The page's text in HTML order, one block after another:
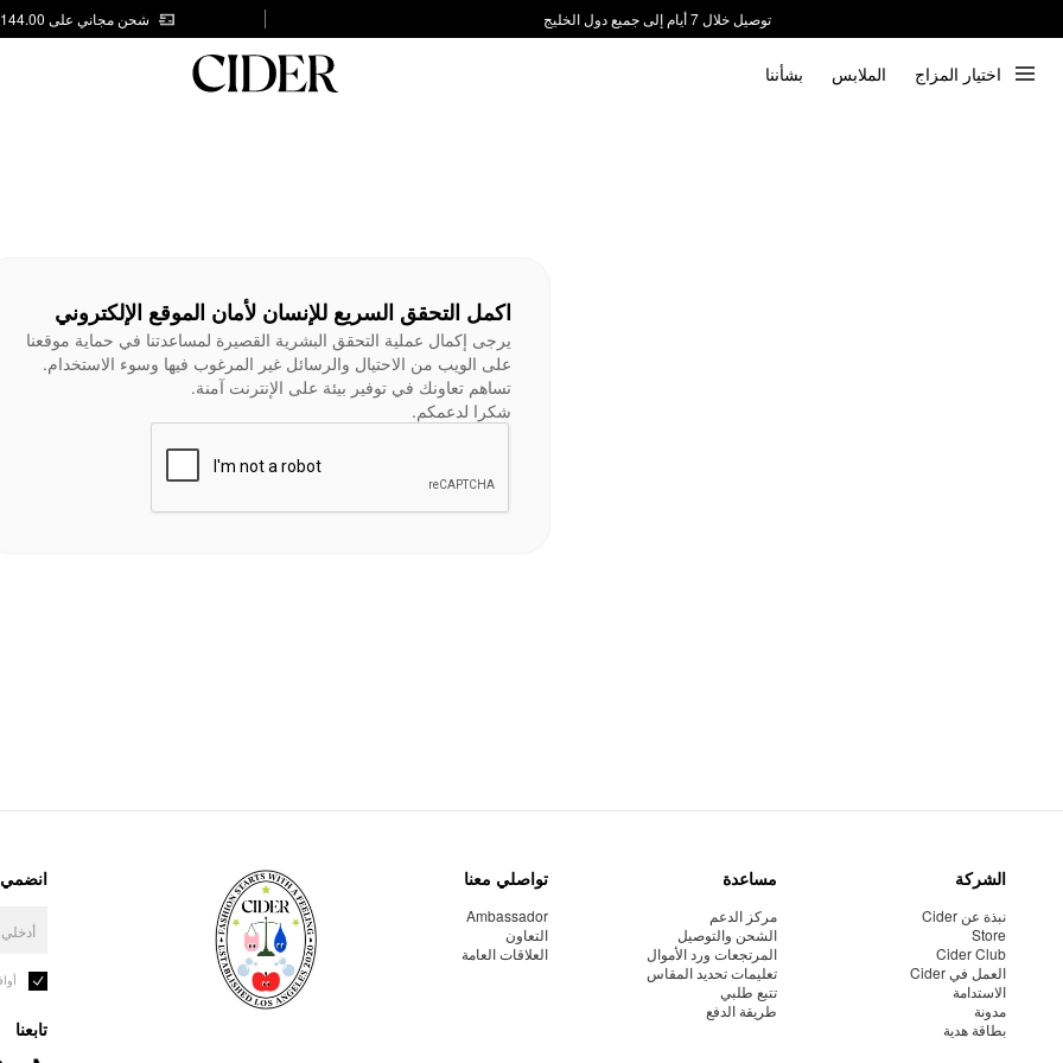
توصيل خلال 7 أيام إلى جميع دول الخليج
شحن مجاني على AED 144.00
اختيار المزاج الملابس بشأننا
اكمل التحقق السريع للإنسان لأمان الموقع الإلكتروني
يرجى إكمال عملية التحقق البشرية القصيرة لمساعدتنا في حماية موقعنا
على الويب من الاحتيال والرسائل غير المرغوب فيها وسوء الاستخدام.
تساهم تعاونك في توفير بيئة على الإنترنت آمنة.
شكرا لدعمكم.
الشركة
نبذة عن Cider
Store
Cider Club
العمل في Cider
الاستدامة
مدونة
بطاقة هدية
مساعدة
مركز الدعم
الشحن والتوصيل
المرتجعات ورد الأموال
تعليمات تحديد المقاس
تتبع طلبي
طريقة الدفع
تواصلي معنا
Ambassador
التعاون
العلاقات العامة
انضمي
تابعنا